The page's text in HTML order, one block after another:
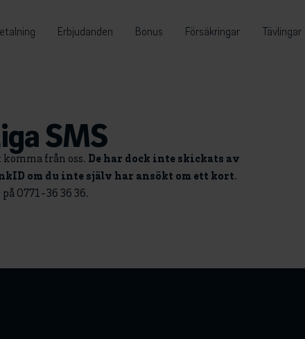
Erbjudanden Bonus Försäkringar Tävlingar
SMS
från oss. De har dock inte skickats av
om du inte själv har ansökt om ett kort.
0771-36 36 36.